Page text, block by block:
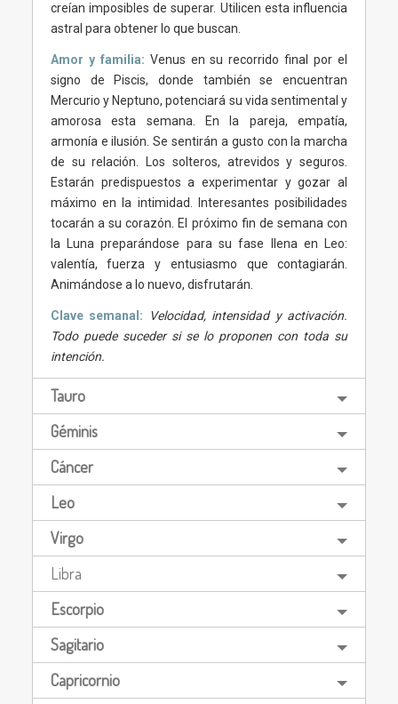
creían imposibles de superar. Utilicen esta influencia
astral para obtener lo que buscan.
Amor y familia: Venus en su recorrido final por el
signo de Piscis, donde también se encuentran
Mercurio y Neptuno, potenciará su vida sentimental y
amorosa esta semana. En la pareja, empatía,
armonía e ilusión. Se sentirán a gusto con la marcha
de su relación. Los solteros, atrevidos y seguros.
Estarán predispuestos a experimentar y gozar al
máximo en la intimidad. Interesantes posibilidades
tocarán a su corazón. El próximo fin de semana con
la Luna preparándose para su fase llena en Leo:
valentía, fuerza y entusiasmo que contagiarán.
Animándose a lo nuevo, disfrutarán.
Clave semanal:
Velocidad, intensidad y activación.
Todo puede suceder si se lo proponen con toda su
intención.
Tauro
Géminis
Cáncer
Leo
Virgo
Libra
Escorpio
Sagitario
Capricornio